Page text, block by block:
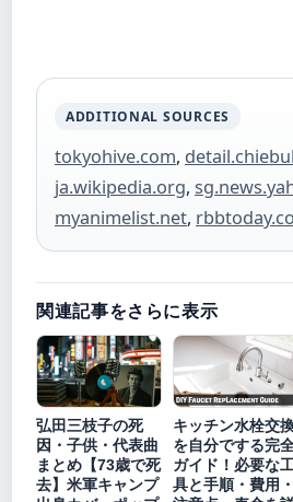
ADDITIONAL SOURCES
tokyohive.com,
ja.wikipedia.org,
myanimelist.net,
関連記事をさらに表示
弘田三枝子の死
因・子供・代表曲
まとめ【73歳で死
去】米軍キャンプ
キッチン水栓交
を自分でする完
ガイド！必要な
具と手順・費用・